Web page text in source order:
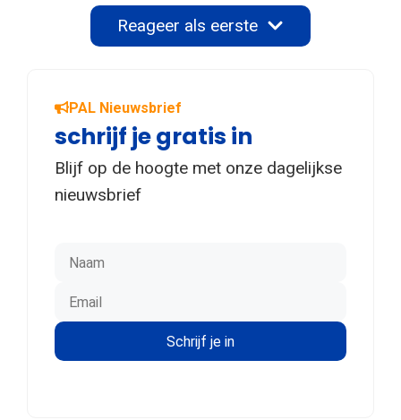
Reageer als eerste
PAL Nieuwsbrief
schrijf je gratis in
Blijf op de hoogte met onze dagelijkse
nieuwsbrief